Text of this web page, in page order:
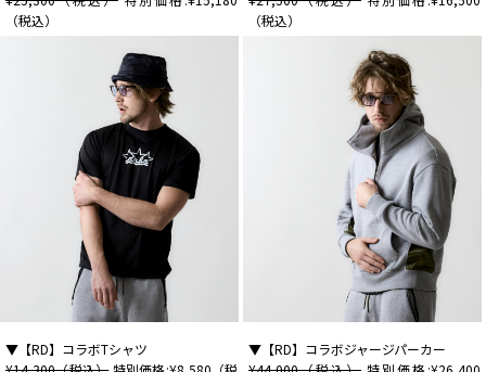
（税込）
（税込）
▼【RD】コラボTシャツ
▼【RD】コラボジャージパーカー